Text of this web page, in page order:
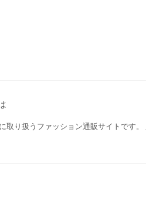
取り扱うファッション通販サイトです。